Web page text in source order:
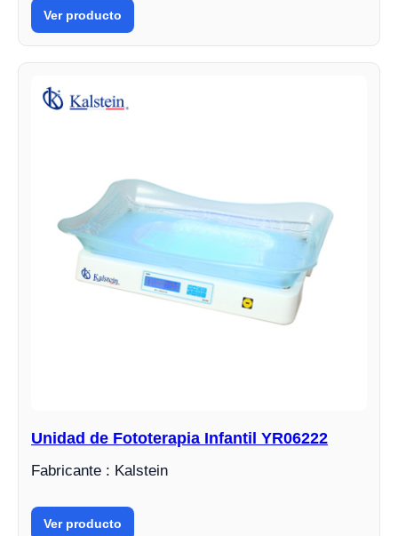
Ver producto
Unidad de Fototerapia Infantil YR06222
Fabricante : Kalstein
Ver producto